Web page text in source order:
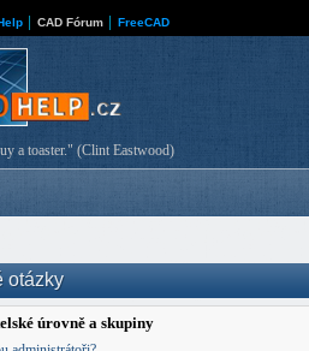
CAD Fórum FreeCAD
a toaster." (Clint Eastwood)
otázky
úrovně a skupiny